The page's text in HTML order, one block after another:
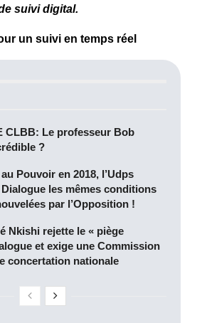
suivi digital.
un suivi en temps réel
CLBB: Le professeur Bob
?
Pouvoir en 2018, l’Udps
les mêmes conditions
par l’Opposition !
Nkishi rejette le « piège
et exige une Commission
concertation nationale